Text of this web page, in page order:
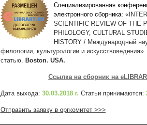
Специализированная
электронного сборника:
SCIENTIFIC REVIEW OF THE
PHILOLOGY, CULTURAL
HISTORY / Международный
филологии, культурологии и
статью. Boston. USA.
Ссылка на сборник на
Дата выхода: 30.03.2018 г. Статьи принимаются:
Отправить заявку в оргкомитет >>>